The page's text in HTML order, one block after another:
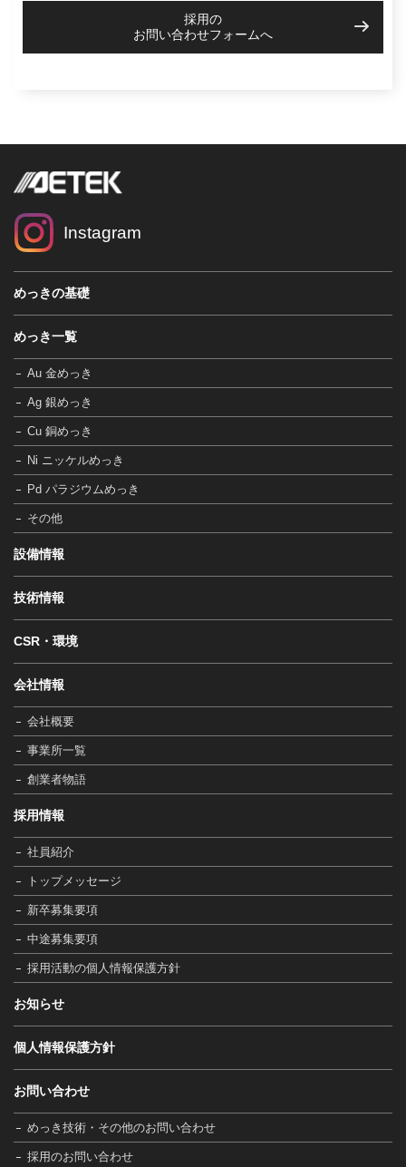
採用の
お問い合わせフォームへ
Instagram
めっきの基礎
めっき一覧
Au 金めっき
Ag 銀めっき
Cu 銅めっき
Ni ニッケルめっき
Pd パラジウムめっき
その他
設備情報
技術情報
CSR・環境
会社情報
会社概要
事業所一覧
創業者物語
採用情報
社員紹介
トップメッセージ
新卒募集要項
中途募集要項
採用活動の個人情報保護方針
お知らせ
個人情報保護方針
お問い合わせ
めっき技術・その他のお問い合わせ
採用のお問い合わせ